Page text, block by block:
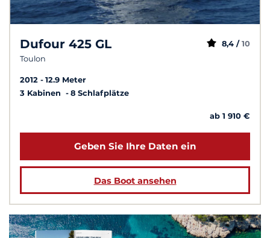
Dufour 425 GL
Toulon
8,4 / 10
2012
12.9 Meter
3 Kabinen
8 Schlafplätze
ab 1 910 €
Geben Sie Ihre Daten ein
Das Boot ansehen